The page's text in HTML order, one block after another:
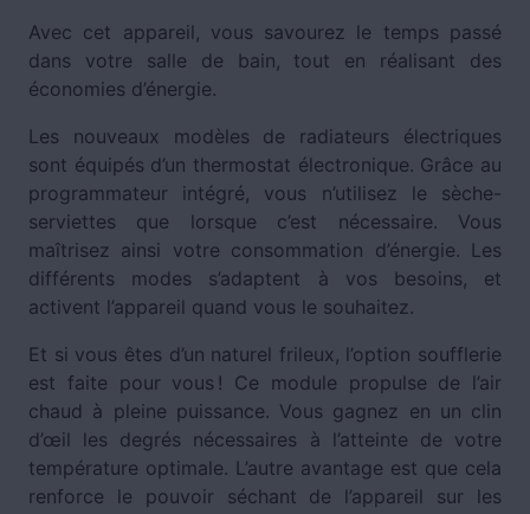
Avec cet appareil, vous savourez le temps passé
dans votre salle de bain, tout en réalisant des
économies d’énergie.
Les nouveaux modèles de radiateurs électriques
sont équipés d’un thermostat électronique. Grâce au
programmateur intégré, vous n’utilisez le sèche-
serviettes que lorsque c’est nécessaire. Vous
maîtrisez ainsi votre consommation d’énergie. Les
différents modes s’adaptent à vos besoins, et
activent l’appareil quand vous le souhaitez.
Et si vous êtes d’un naturel frileux, l’option soufflerie
est faite pour vous ! Ce module propulse de l’air
chaud à pleine puissance. Vous gagnez en un clin
d’œil les degrés nécessaires à l’atteinte de votre
température optimale. L’autre avantage est que cela
renforce le pouvoir séchant de l’appareil sur les